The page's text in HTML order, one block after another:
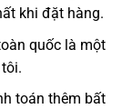
khi đặt hàng.
quốc là một
toán thêm bất